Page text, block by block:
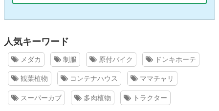
人気キーワード
メダカ 制服 原付バイク ドンキホーテ
観葉植物 コンテナハウス ママチャリ
スーパーカブ 多肉植物 トラクター